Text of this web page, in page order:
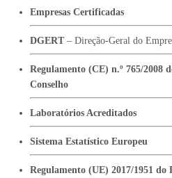
Empresas Certificadas
DGERT– Direção-Geral do
Regulamento (CE) n.º 765/2008
Conselho
Laboratórios Acreditados
Sistema Estatístico Europeu
Regulamento (UE) 2017/1951